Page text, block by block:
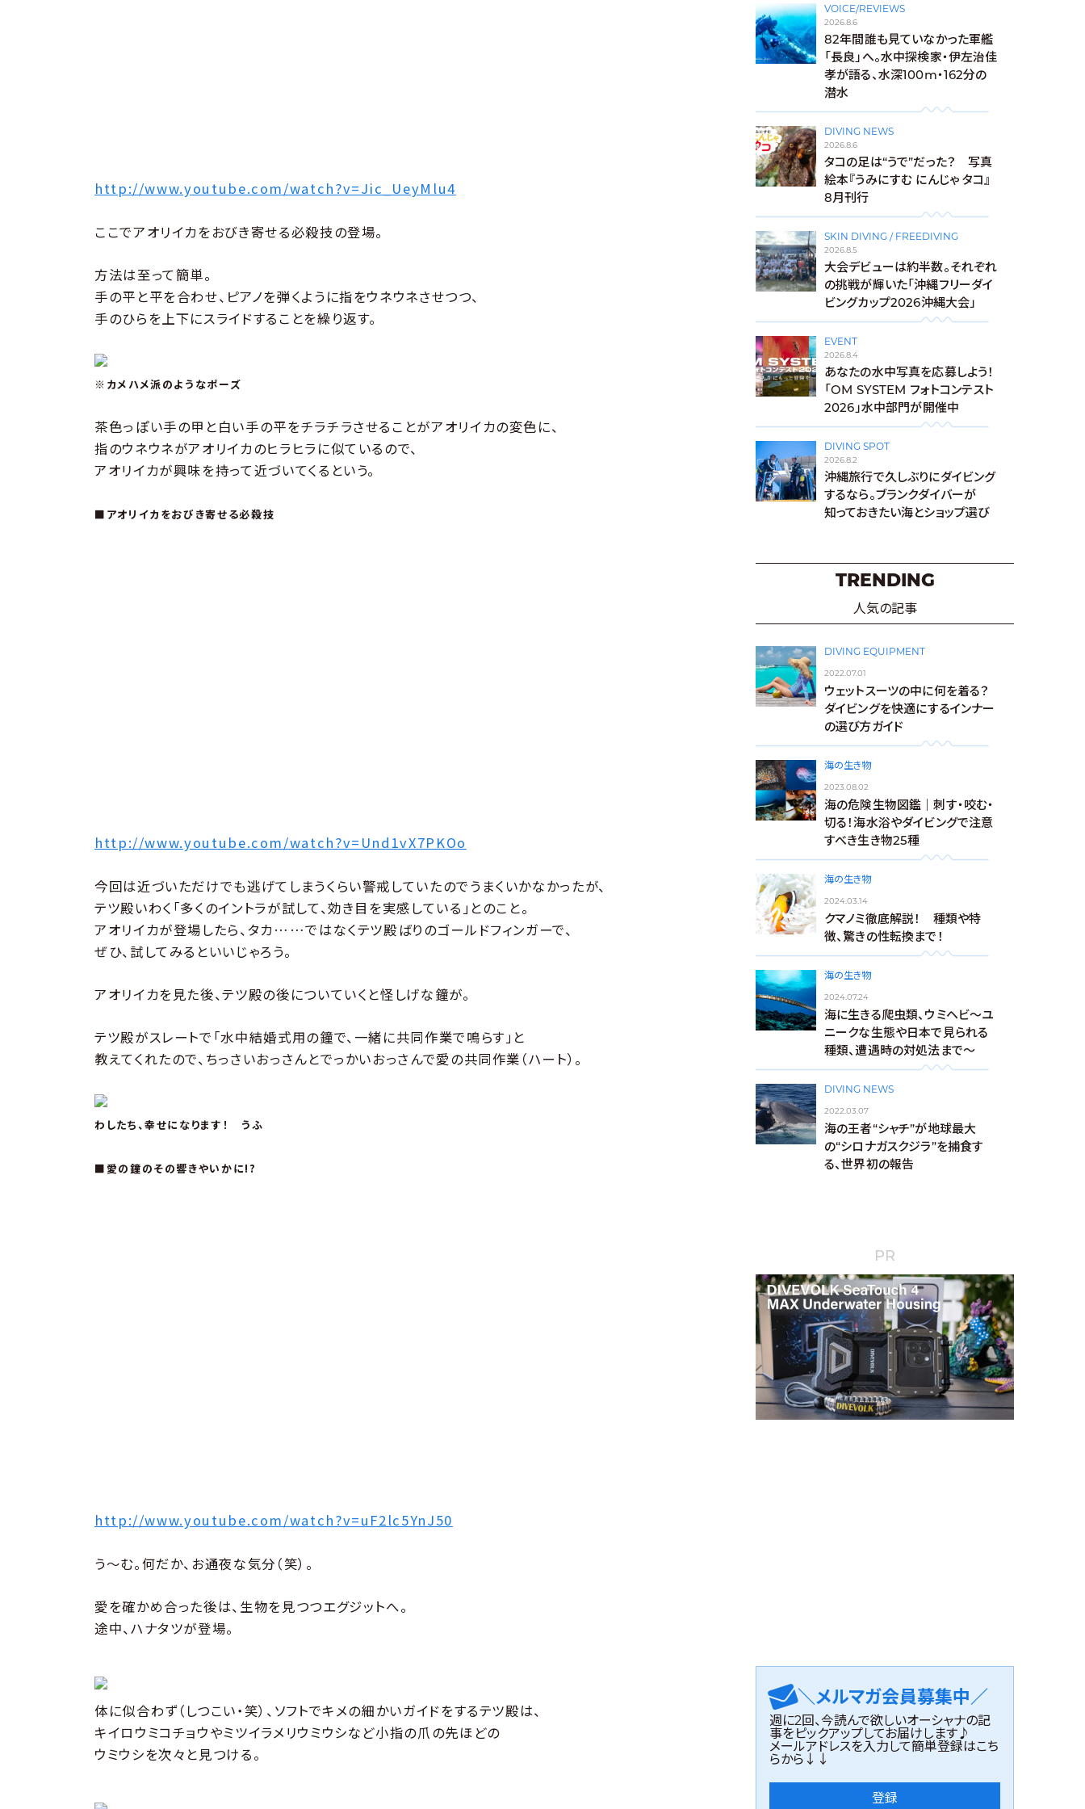
http://www.youtube.com/watch?v=Jic_UeyMlu4
ここでアオリイカをおびき寄せる必殺技の登場。
方法は至って簡単。
手の平と平を合わせ、ピアノを弾くように指をウネウネさせつつ、
手のひらを上下にスライドすることを繰り返す。
※カメハメ派のようなポーズ
茶色っぽい手の甲と白い手の平をチラチラさせることがアオリイカの変色に、
指のウネウネがアオリイカのヒラヒラに似ているので、
アオリイカが興味を持って近づいてくるという。
■アオリイカをおびき寄せる必殺技
http://www.youtube.com/watch?v=Und1vX7PKOo
今回は近づいただけでも逃げてしまうくらい警戒していたのでうまくいかなかったが、
テツ殿いわく「多くのイントラが試して、効き目を実感している」とのこと。
アオリイカが登場したら、タカ……ではなくテツ殿ばりのゴールドフィンガーで、
ぜひ、試してみるといいじゃろう。
アオリイカを見た後、テツ殿の後についていくと怪しげな鐘が。
テツ殿がスレートで「水中結婚式用の鐘で、一緒に共同作業で鳴らす」と
教えてくれたので、ちっさいおっさんとでっかいおっさんで愛の共同作業（ハート）。
わしたち、幸せになります！ うふ
■愛の鐘のその響きやいかに!?
http://www.youtube.com/watch?v=uF2lc5YnJ50
う〜む。何だか、お通夜な気分（笑）。
愛を確かめ合った後は、生物を見つつエグジットへ。
途中、ハナタツが登場。
体に似合わず（しつこい・笑）、ソフトでキメの細かいガイドをするテツ殿は、
キイロウミコチョウやミツイラメリウミウシなど小指の爪の先ほどの
ウミウシを次々と見つける。
VOICE/REVIEWS
2026.8.6
82年間誰も見ていなかった軍艦
「長良」へ。水中探検家・伊左治佳
孝が語る、水深100m・162分の
潜水
DIVING NEWS
2026.8.6
タコの足は“うで”だった？ 写真
絵本『うみにすむ にんじゃ タコ』
8月刊行
SKIN DIVING / FREEDIVING
2026.8.5
大会デビューは約半数。それぞれ
の挑戦が輝いた「沖縄フリーダイ
ビングカップ2026沖縄大会」
EVENT
2026.8.4
あなたの水中写真を応募しよう！
「OM SYSTEM フォトコンテスト
2026」水中部門が開催中
DIVING SPOT
2026.8.2
沖縄旅行で久しぶりにダイビング
するなら。ブランクダイバーが
知っておきたい海とショップ選び
TRENDING
人気の記事
DIVING EQUIPMENT
2022.07.01
ウェットスーツの中に何を着る？
ダイビングを快適にするインナー
の選び方ガイド
海の生き物
2023.08.02
海の危険生物図鑑｜刺す・咬む・
切る！海水浴やダイビングで注意
すべき生き物25種
海の生き物
2024.03.14
クマノミ徹底解説！ 種類や特
徴、驚きの性転換まで！
海の生き物
2024.07.24
海に生きる爬虫類、ウミヘビ～ユ
ニークな生態や日本で見られる
種類、遭遇時の対処法まで～
DIVING NEWS
2022.03.07
海の王者“シャチ”が地球最大
の“シロナガスクジラ”を捕食す
る、世界初の報告
PR
＼メルマガ会員募集中／
週に2回、今読んで欲しいオーシャナの記
事をピックアップしてお届けします♪
メールアドレスを入力して簡単登録はこち
らから↓↓
登録